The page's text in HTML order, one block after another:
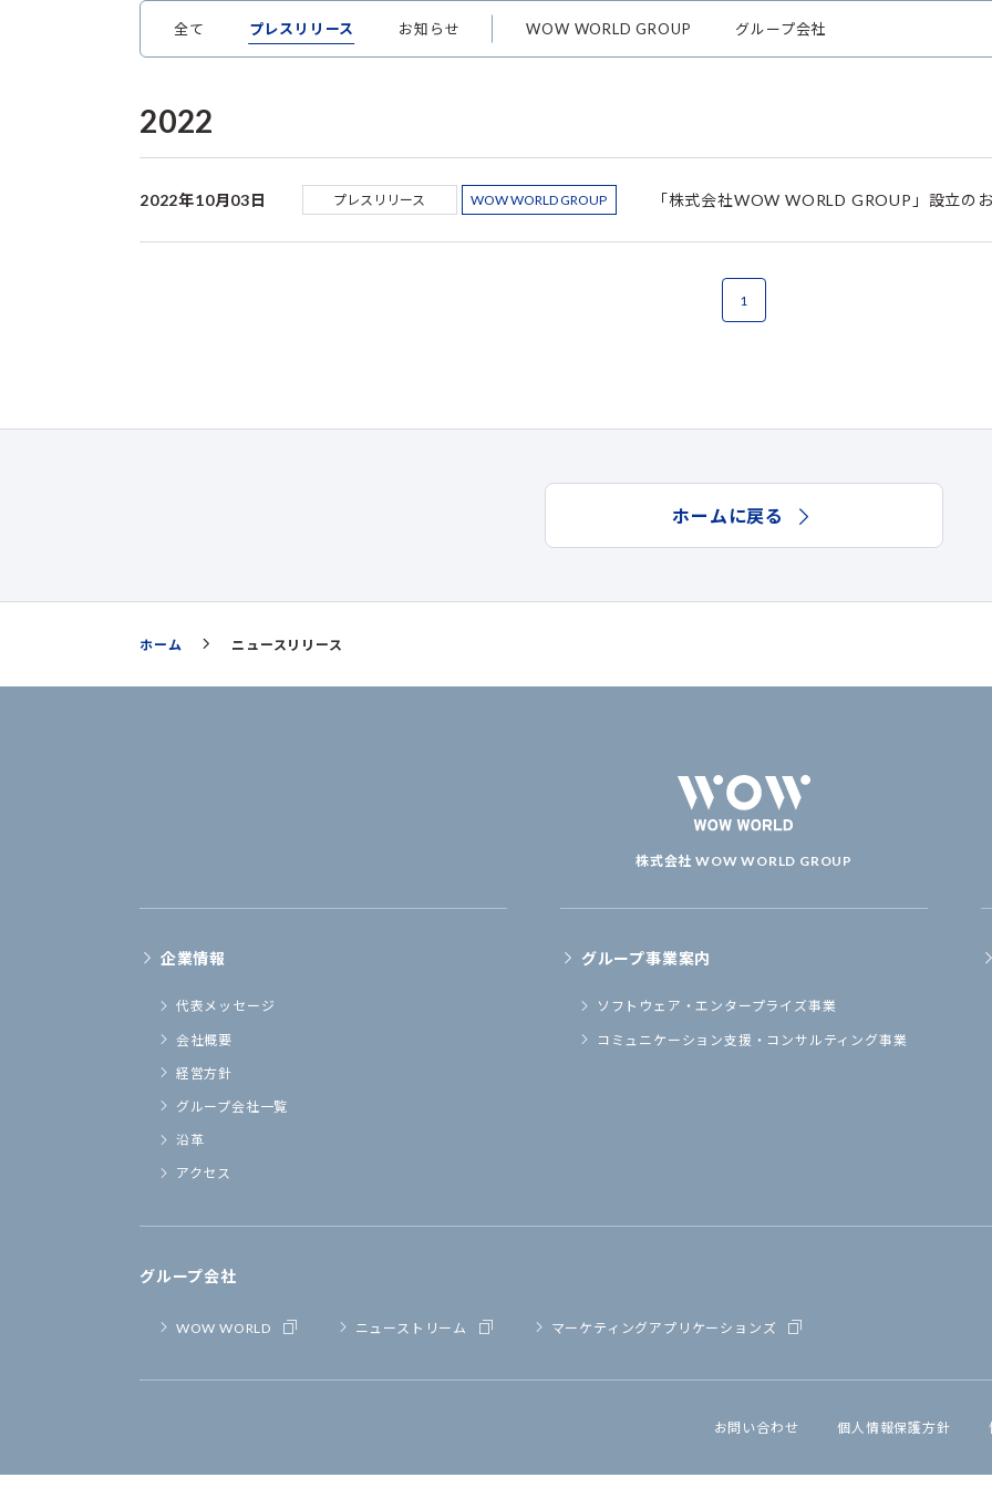
全て プレスリリース お知らせ WOW WORLD GROUP グループ会社
2022
2022年10月03日 プレスリリース WOW WORLD GROUP 「株式会社WOW WORLD GROUP」設立の
1
ホームに戻る
ホーム ニュースリリース
株式会社 WOW WORLD GROUP
企業情報
代表メッセージ
会社概要
経営方針
グループ会社一覧
沿革
アクセス
グループ事業案内
ソフトウェア・エンタープライズ事業
コミュニケーション支援・ コンサルティング事業
グループ会社
WOW WORLD ニューストリーム マーケティングアプリケーションズ
お問い合わせ 個人情報保護方針